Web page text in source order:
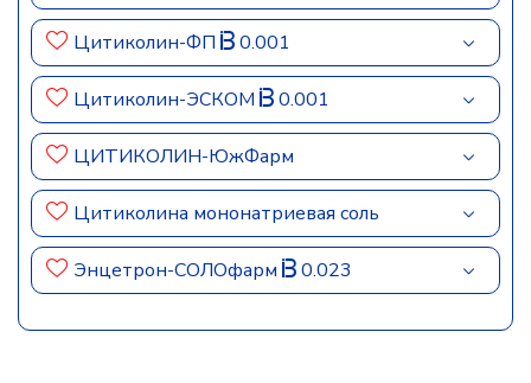
Цитиколин-ФП 0.001
Цитиколин-ЭСКОМ 0.001
ЦИТИКОЛИН-ЮжФарм
Цитиколина мононатриевая соль
Энцетрон-СОЛОфарм 0.023